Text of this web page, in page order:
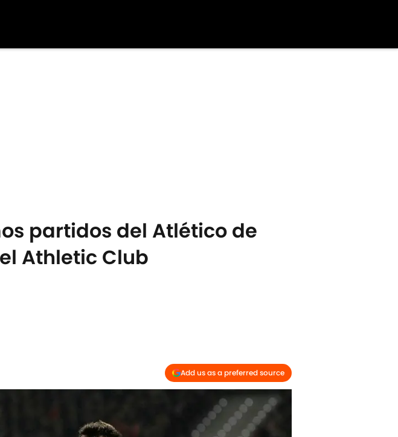
partidos del Atlético de
Athletic Club
Add us as a preferred source